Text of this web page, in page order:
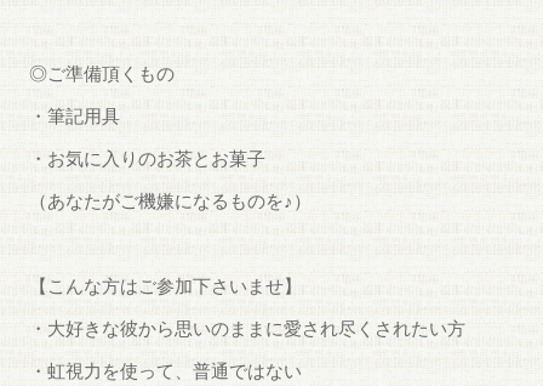
◎ご準備頂くもの
・筆記用具
・お気に入りのお茶とお菓子
（あなたがご機嫌になるものを♪）
【こんな方はご参加下さいませ】
・大好きな彼から思いのままに愛され尽くされたい方
・虹視力を使って、普通ではない